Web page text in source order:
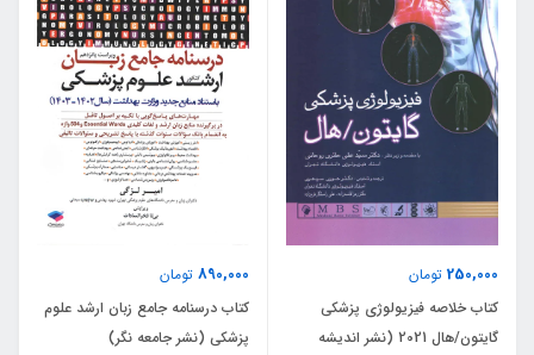
250,000 تومان
کتاب خلاصه فیزیولوژی پزشکی
گایتون/هال 2021 (نشر اندیشه
890,000 تومان
کتاب درسنامه جامع زبان ارشد علوم
پزشکی (نشر جامعه نگر)